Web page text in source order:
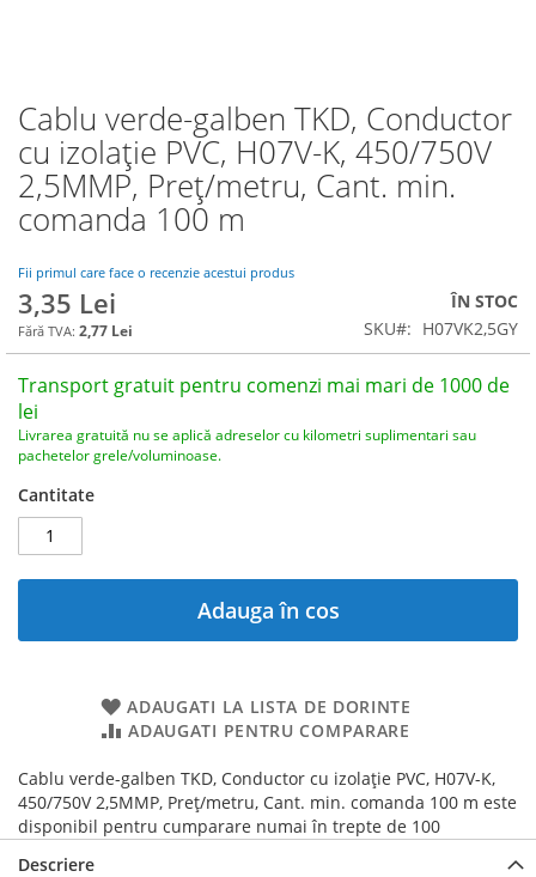
Cablu verde-galben TKD, Conductor
cu izolație PVC, H07V-K, 450/750V
2,5MMP, Preț/metru, Cant. min.
comanda 100 m
Fii primul care face o recenzie acestui produs
3,35 Lei
2,77 Lei
ÎN STOC
SKU
H07VK2,5GY
Transport gratuit pentru comenzi mai mari de 1000 de
lei
Livrarea gratuită nu se aplică adreselor cu kilometri suplimentari sau
pachetelor grele/voluminoase.
Cantitate
Adauga în cos
ADAUGATI LA LISTA DE DORINTE
ADAUGATI PENTRU COMPARARE
Cablu verde-galben TKD, Conductor cu izolație PVC, H07V-K,
450/750V 2,5MMP, Preț/metru, Cant. min. comanda 100 m este
disponibil pentru cumparare numai în trepte de 100
Skip
to
the
beginning
the
gallery
Descriere